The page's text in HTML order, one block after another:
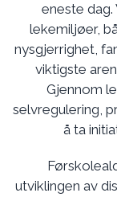
eneste
lekemiljøer,
nysgjerrighet,
viktigste
Gjennom
selvregulering,
å ta
utviklingen av